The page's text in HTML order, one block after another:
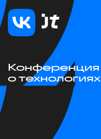
Конференция
о технологиях